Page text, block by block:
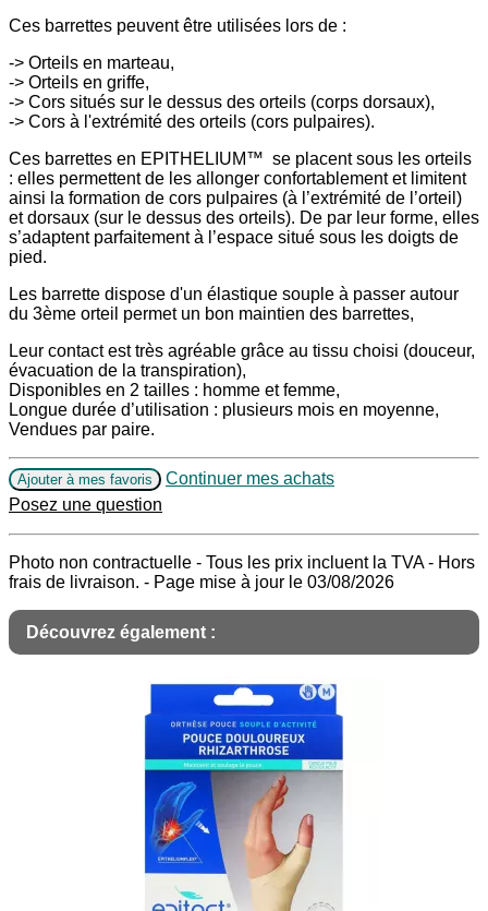
Ces barrettes peuvent être utilisées lors de :
-> Orteils en marteau,
-> Orteils en griffe,
-> Cors situés sur le dessus des orteils (corps dorsaux),
-> Cors à l'extrémité des orteils (cors pulpaires).
Ces barrettes en EPITHELIUM™ se placent sous les orteils
: elles permettent de les allonger confortablement et limitent
ainsi la formation de cors pulpaires (à l’extrémité de l’orteil)
et dorsaux (sur le dessus des orteils). De par leur forme, elles
s’adaptent parfaitement à l’espace situé sous les doigts de
pied.
Les barrette dispose d'un élastique souple à passer autour
du 3ème orteil permet un bon maintien des barrettes,
Leur contact est très agréable grâce au tissu choisi (douceur,
évacuation de la transpiration),
Disponibles en 2 tailles : homme et femme,
Longue durée d’utilisation : plusieurs mois en moyenne,
Vendues par paire.
Ajouter à mes favoris
Continuer mes achats
Posez une question
Photo non contractuelle - Tous les prix incluent la TVA - Hors
frais de livraison. - Page mise à jour le 03/08/2026
Découvrez également :